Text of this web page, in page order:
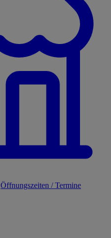
Öffnungszeiten / Termine